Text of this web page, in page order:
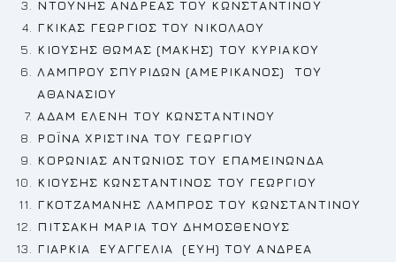
ΝΤΟΥΝΗΣ ΑΝΔΡΕΑΣ ΤΟΥ ΚΩΝΣΤΑΝΤΙΝΟΥ
ΓΚΙΚΑΣ ΓΕΩΡΓΙΟΣ ΤΟΥ ΝΙΚΟΛΑΟΥ
ΚΙΟΥΣΗΣ ΘΩΜΑΣ (ΜΑΚΗΣ) ΤΟΥ ΚΥΡΙΑΚΟΥ
ΛΑΜΠΡΟΥ ΣΠΥΡΙΔΩΝ (ΑΜΕΡΙΚΑΝΟΣ) ΤΟΥ
ΑΘΑΝΑΣΙΟΥ
ΑΔΑΜ ΕΛΕΝΗ ΤΟΥ ΚΩΝΣΤΑΝΤΙΝΟΥ
ΡΟΪΝΑ ΧΡΙΣΤΙΝΑ ΤΟΥ ΓΕΩΡΓΙΟΥ
ΚΟΡΩΝΙΑΣ ΑΝΤΩΝΙΟΣΤΟΥ ΕΠΑΜΕΙΝΩΝΔΑ
ΚΙΟΥΣΗΣ ΚΩΝΣΤΑΝΤΙΝΟΣ ΤΟΥ ΓΕΩΡΓΙΟΥ
ΓΚΟΤΖΑΜΑΝΗΣ ΛΑΜΠΡΟΣ ΤΟΥ ΚΩΝΣΤΑΝΤΙΝΟΥ
ΠΙΤΣΑΚΗ ΜΑΡΙΑ ΤΟΥ ΔΗΜΟΣΘΕΝΟΥΣ
ΓΙΑΡΚΙΑ ΕΥΑΓΓΕΛΙΑ (ΕΥΗ) ΤΟΥ ΑΝΔΡΕΑ